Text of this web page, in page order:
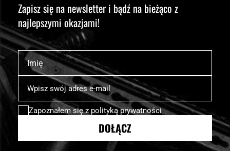
Zapisz się na newsletter i bądź na bieżąco z
najlepszymi okazjami!
Imię
Subskrybuj
nasz
newsletter:
Zapoznałem się z polityką prywatności
DOŁĄCZ